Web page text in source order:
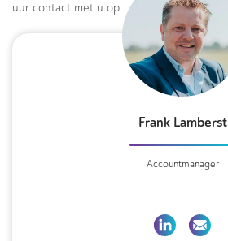
uur contact met u op.
Frank Lamberst
Accountmanager